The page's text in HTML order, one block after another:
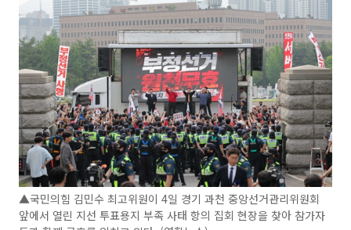
▲국민의힘 김민수 최고위원이 4일 경기 과천 중앙선거관리위원회
앞에서 열린 지선 투표용지 부족 사태 항의 집회 현장을 찾아 참가자